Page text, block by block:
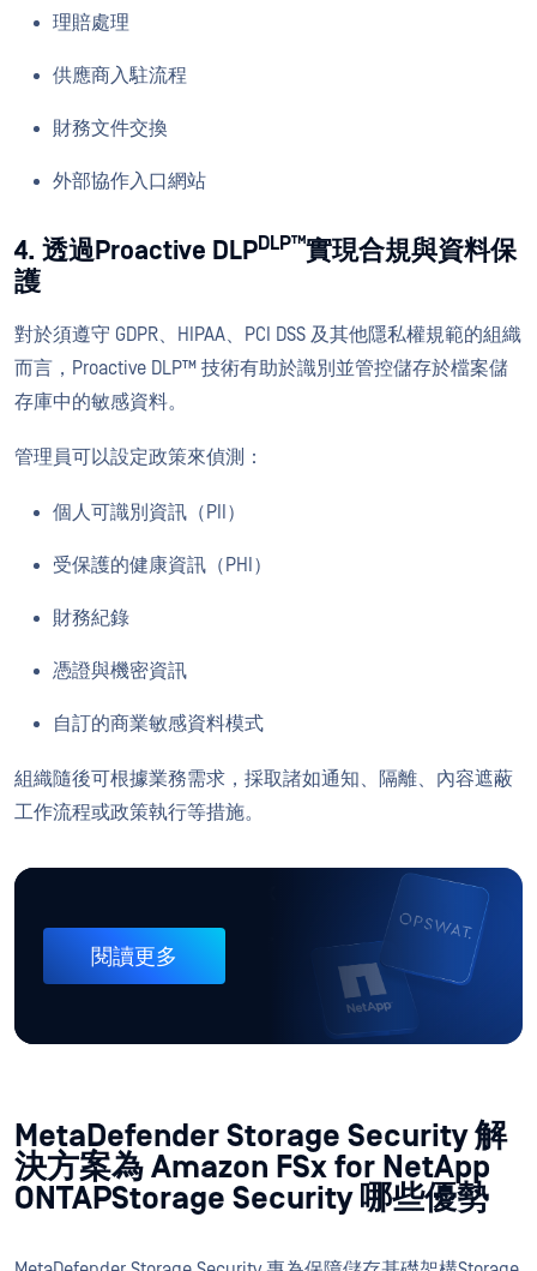
理賠處理
供應商入駐流程
財務文件交換
外部協作入口網站
4. 透過Proactive DLPDLP™實現合規與資料保
護
對於須遵守 GDPR、HIPAA、PCI DSS 及其他隱私權規範的組織
而言，Proactive DLP™ 技術有助於識別並管控儲存於檔案儲
存庫中的敏感資料。
管理員可以設定政策來偵測：
個人可識別資訊（PII）
受保護的健康資訊（PHI）
財務紀錄
憑證與機密資訊
自訂的商業敏感資料模式
組織隨後可根據業務需求，採取諸如通知、隔離、內容遮蔽
工作流程或政策執行等措施。
閱讀更多
MetaDefender Storage Security 解
決方案為 Amazon FSx for NetApp
ONTAPStorage Security 哪些優勢